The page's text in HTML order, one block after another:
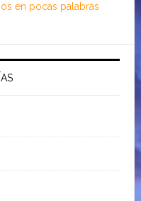
en pocas palabras